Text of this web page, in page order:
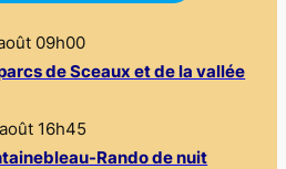
09h00
de Sceaux et de la vallée
16h45
Rando de nuit